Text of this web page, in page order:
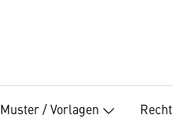
Muster / Vorlagen Recht